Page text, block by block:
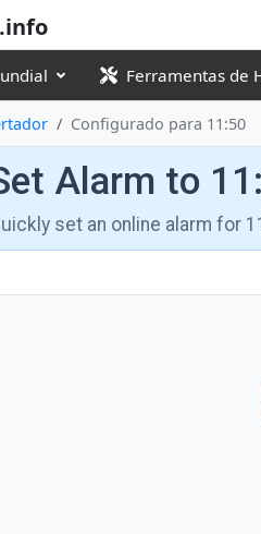
Ferramentas de
Configurado para 11:50
Alarm to
set an online alarm for